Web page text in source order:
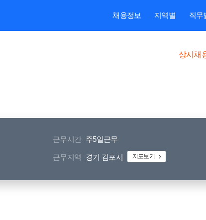
채용정보 지역별 직무
상시채
근무시간 주5일근무
근무지역 경기 김포시 지도보기